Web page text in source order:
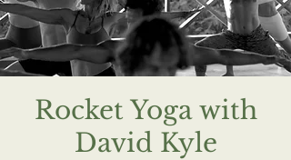
Rocket Yoga with
David Kyle